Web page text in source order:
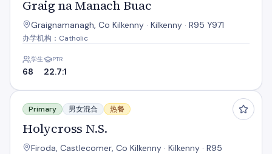
Graig na Manach Buac
Graignamanagh, Co Kilkenny · Kilkenny · R95 Y971
办学机构：Catholic
学生
68
PTR
22.7:1
Holycross N.S.
Primary 男女混合 热餐
Holycross N.S.
Firoda, Castlecomer, Co Kilkenny · Kilkenny · R95